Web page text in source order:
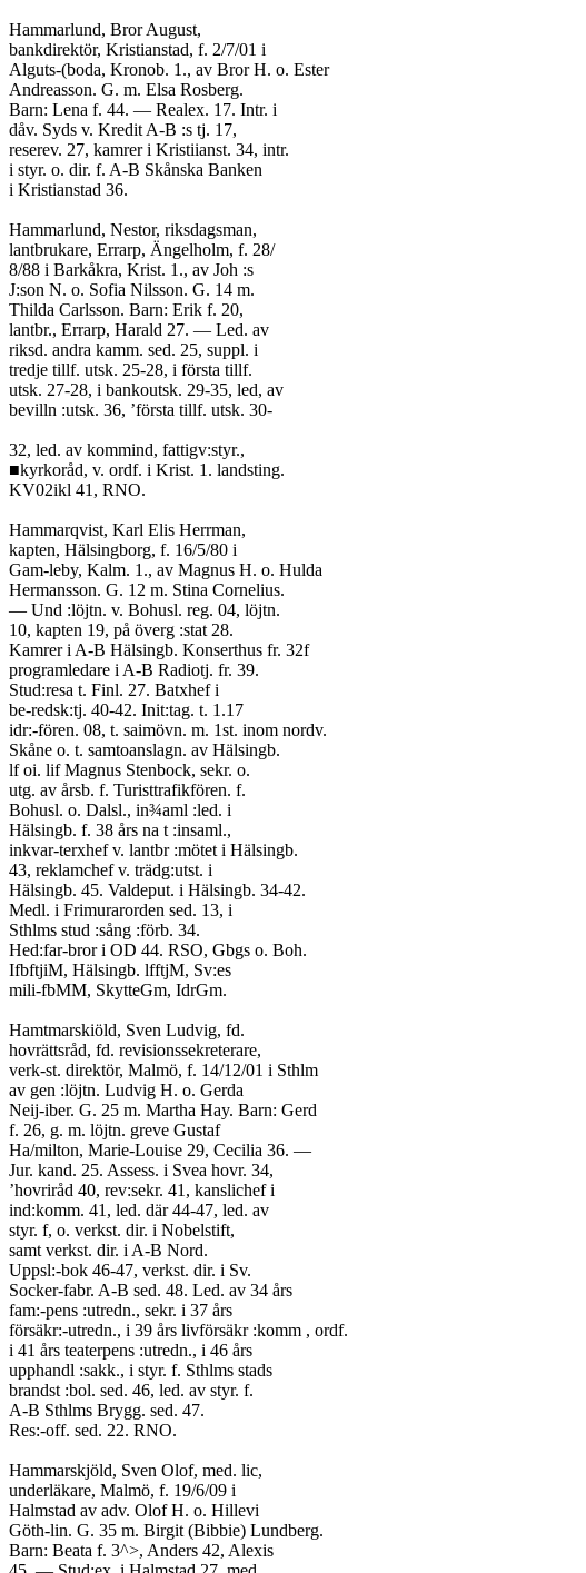
Hammarlund, Bror August,
bankdirektör, Kristianstad, f. 2/7/01 i
Alguts-(boda, Kronob. 1., av Bror H. o. Ester
Andreasson. G. m. Elsa Rosberg.
Barn: Lena f. 44. — Realex. 17. Intr. i
dåv. Syds v. Kredit A-B :s tj. 17,
reserev. 27, kamrer i Kristiianst. 34, intr.
i styr. o. dir. f. A-B Skånska Banken
i Kristianstad 36.
Hammarlund, Nestor, riksdagsman,
lantbrukare, Errarp, Ängelholm, f. 28/
8/88 i Barkåkra, Krist. 1., av Joh :s
J:son N. o. Sofia Nilsson. G. 14 m.
Thilda Carlsson. Barn: Erik f. 20,
lantbr., Errarp, Harald 27. — Led. av
riksd. andra kamm. sed. 25, suppl. i
tredje tillf. utsk. 25-28, i första tillf.
utsk. 27-28, i bankoutsk. 29-35, led, av
bevilln :utsk. 36, ’första tillf. utsk. 30-
32, led. av kommind, fattigv:styr.,
■kyrkoråd, v. ordf. i Krist. 1. landsting.
KV02ikl 41, RNO.
Hammarqvist, Karl Elis Herrman,
kapten, Hälsingborg, f. 16/5/80 i
Gam-leby, Kalm. 1., av Magnus H. o. Hulda
Hermansson. G. 12 m. Stina Cornelius.
— Und :löjtn. v. Bohusl. reg. 04, löjtn.
10, kapten 19, på överg :stat 28.
Kamrer i A-B Hälsingb. Konserthus fr. 32f
programledare i A-B Radiotj. fr. 39.
Stud:resa t. Finl. 27. Batxhef i
be-redsk:tj. 40-42. Init:tag. t. 1.17
idr:-fören. 08, t. saimövn. m. 1st. inom nordv.
Skåne o. t. samtoanslagn. av Hälsingb.
lf oi. lif Magnus Stenbock, sekr. o.
utg. av årsb. f. Turisttrafikfören. f.
Bohusl. o. Dalsl., in¾aml :led. i
Hälsingb. f. 38 års na t :insaml.,
inkvar-terxhef v. lantbr :mötet i Hälsingb.
43, reklamchef v. trädg:utst. i
Hälsingb. 45. Valdeput. i Hälsingb. 34-42.
Medl. i Frimurarorden sed. 13, i
Sthlms stud :sång :förb. 34.
Hed:far-bror i OD 44. RSO, Gbgs o. Boh.
IfbftjiM, Hälsingb. lfftjM, Sv:es
mili-fbMM, SkytteGm, IdrGm.
Hamtmarskiöld, Sven Ludvig, fd.
hovrättsråd, fd. revisionssekreterare,
verk-st. direktör, Malmö, f. 14/12/01 i Sthlm
av gen :löjtn. Ludvig H. o. Gerda
Neij-iber. G. 25 m. Martha Hay. Barn: Gerd
f. 26, g. m. löjtn. greve Gustaf
Ha/milton, Marie-Louise 29, Cecilia 36. —
Jur. kand. 25. Assess. i Svea hovr. 34,
’hovriråd 40, rev:sekr. 41, kanslichef i
ind:komm. 41, led. där 44-47, led. av
styr. f, o. verkst. dir. i Nobelstift,
samt verkst. dir. i A-B Nord.
Uppsl:-bok 46-47, verkst. dir. i Sv.
Socker-fabr. A-B sed. 48. Led. av 34 års
fam:-pens :utredn., sekr. i 37 års
försäkr:-utredn., i 39 års livförsäkr :komm , ordf.
i 41 års teaterpens :utredn., i 46 års
upphandl :sakk., i styr. f. Sthlms stads
brandst :bol. sed. 46, led. av styr. f.
A-B Sthlms Brygg. sed. 47.
Res:-off. sed. 22. RNO.
Hammarskjöld, Sven Olof, med. lic,
underläkare, Malmö, f. 19/6/09 i
Halmstad av adv. Olof H. o. Hillevi
Göth-lin. G. 35 m. Birgit (Bibbie) Lundberg.
Barn: Beata f. 3^>, Anders 42, Alexis